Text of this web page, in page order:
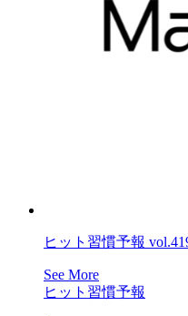
ヒット習慣予報
See More
ヒット習慣予報